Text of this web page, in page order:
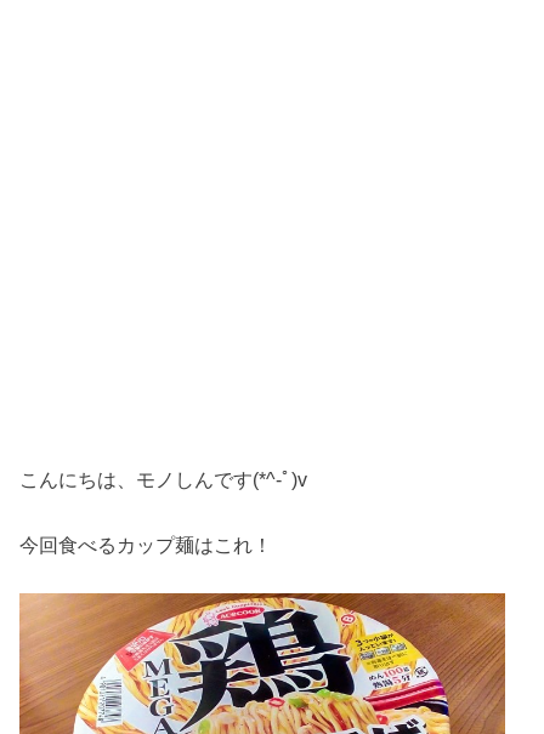
こんにちは、モノしんです(*^-ﾟ)v
今回食べるカップ麺はこれ！